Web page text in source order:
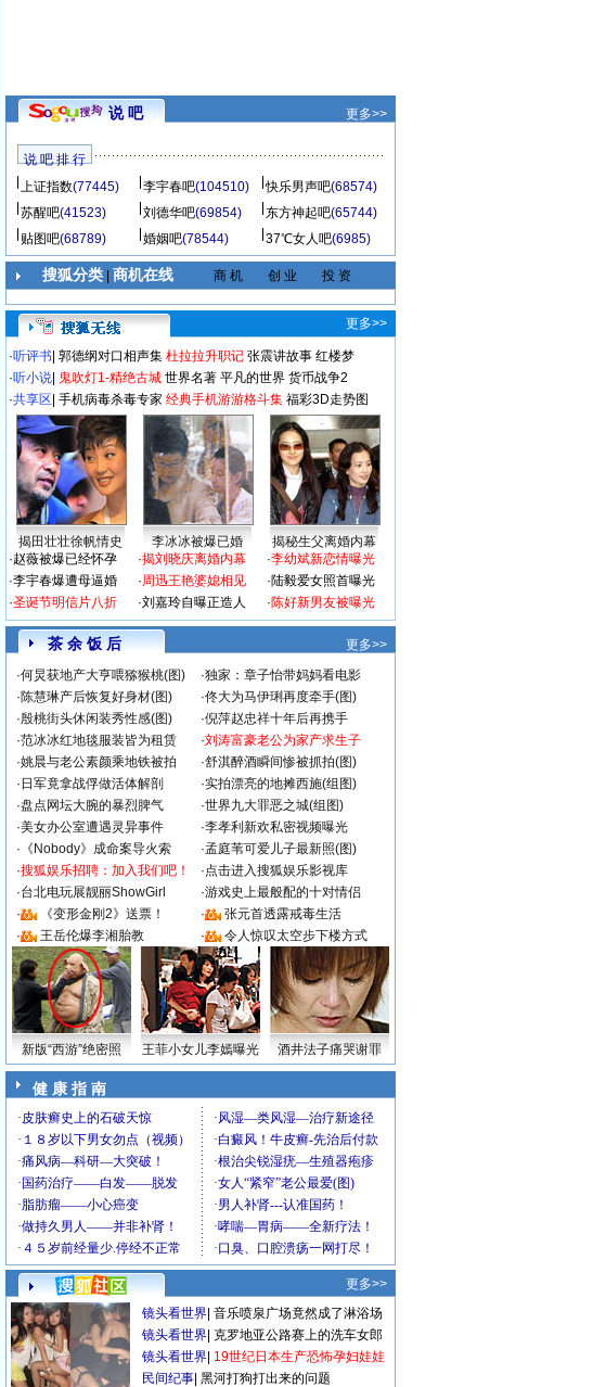
说 吧 更多>>
说 吧 排 行
上证指数(77445) 李宇春吧(104510) 快乐男声吧(68574)
苏醒吧(41523) 刘德华吧(69854) 东方神起吧(65744)
贴图吧(68789) 婚姻吧(78544) 37℃女人吧(6985)
搜狐分类| 商机在线 商 机 创 业 投 资
更多>>
·听评书 郭德纲对口相声集 杜拉拉升职记 张震讲故事 红楼梦
·听小说 鬼吹灯1-精绝古城 世界名著 平凡的世界 货币战争2
·共享区 手机病毒杀毒专家 经典手机游游格斗集 福彩3D走势图
揭田壮壮徐帆情史 李冰冰被爆已婚
揭秘生父离婚内幕
·赵薇被爆已经怀孕
·李宇春爆遭母逼婚
·圣诞节明信片八折
·揭刘晓庆离婚内幕
·周迅王艳婆媳相见
·刘嘉玲自曝正造人
·李幼斌新恋情曝光
·陆毅爱女照首曝光
·陈好新男友被曝光
茶 余 饭 后
更多>>
·何炅获地产大亨喂猕猴桃(图) ·独家：章子怡带妈妈看电影
·陈慧琳产后恢复好身材(图) ·佟大为马伊琍再度牵手(图)
·殷桃街头休闲装秀性感(图) ·倪萍赵忠祥十年后再携手
·范冰冰红地毯服装皆为租赁 ·刘涛富豪老公为家产求生子
·姚晨与老公素颜乘地铁被拍 ·舒淇醉酒瞬间惨被抓拍(图)
· 日军竟拿战俘做活体解剖 ·实拍漂亮的地摊西施(组图)
·盘点网坛大腕的暴烈脾气 ·世界九大罪恶之城(组图)
·美女办公室遭遇灵异事件 ·李孝利新欢私密视频曝光
· 《Nobody》成命案导火索 ·孟庭苇可爱儿子最新照(图)
·搜狐娱乐招聘：加入我们吧！ ·点击进入搜狐娱乐影视库
·台北电玩展靓丽ShowGirl ·游戏史上最般配的十对情侣
·
《变形金刚2》送票！ ·
张元首透露戒毒生活
·
王岳伦爆李湘胎教 · 令人惊叹太空步下楼方式
新版“西游”绝密照 王菲小女儿李嫣曝光 酒井法子痛哭谢罪
健 康 指 南
更多>>
镜头看世界 音乐喷泉广场竟然成了淋浴场
镜头看世界 克罗地亚公路赛上的洗车女郎
镜头看世界 19世纪日本生产恐怖孕妇娃娃
民间纪事 黑河打狗打出来的问题